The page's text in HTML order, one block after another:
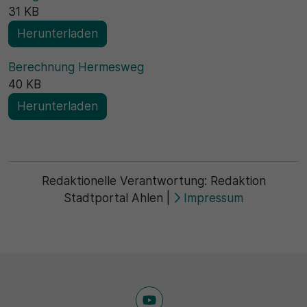
31 KB
Herunterladen
Berechnung Hermesweg
40 KB
Herunterladen
Redaktionelle Verantwortung: Redaktion
Stadtportal Ahlen
Impressum